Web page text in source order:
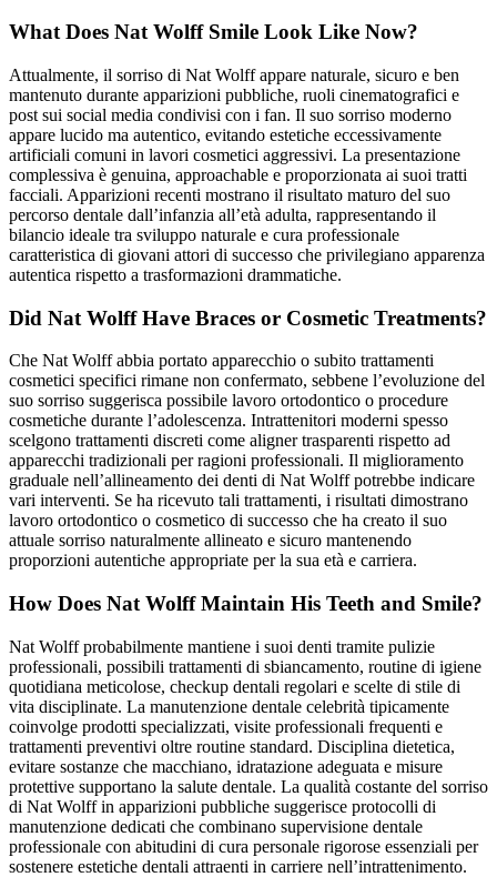
What Does Nat Wolff Smile Look Like Now?
Attualmente, il sorriso di Nat Wolff appare naturale, sicuro e ben
mantenuto durante apparizioni pubbliche, ruoli cinematografici e
post sui social media condivisi con i fan. Il suo sorriso moderno
appare lucido ma autentico, evitando estetiche eccessivamente
artificiali comuni in lavori cosmetici aggressivi. La presentazione
complessiva è genuina, approachable e proporzionata ai suoi tratti
facciali. Apparizioni recenti mostrano il risultato maturo del suo
percorso dentale dall’infanzia all’età adulta, rappresentando il
bilancio ideale tra sviluppo naturale e cura professionale
caratteristica di giovani attori di successo che privilegiano apparenza
autentica rispetto a trasformazioni drammatiche.
Did Nat Wolff Have Braces or Cosmetic Treatments?
Che Nat Wolff abbia portato apparecchio o subito trattamenti
cosmetici specifici rimane non confermato, sebbene l’evoluzione del
suo sorriso suggerisca possibile lavoro ortodontico o procedure
cosmetiche durante l’adolescenza. Intrattenitori moderni spesso
scelgono trattamenti discreti come aligner trasparenti rispetto ad
apparecchi tradizionali per ragioni professionali. Il miglioramento
graduale nell’allineamento dei denti di Nat Wolff potrebbe indicare
vari interventi. Se ha ricevuto tali trattamenti, i risultati dimostrano
lavoro ortodontico o cosmetico di successo che ha creato il suo
attuale sorriso naturalmente allineato e sicuro mantenendo
proporzioni autentiche appropriate per la sua età e carriera.
How Does Nat Wolff Maintain His Teeth and Smile?
Nat Wolff probabilmente mantiene i suoi denti tramite pulizie
professionali, possibili trattamenti di sbiancamento, routine di igiene
quotidiana meticolose, checkup dentali regolari e scelte di stile di
vita disciplinate. La manutenzione dentale celebrità tipicamente
coinvolge prodotti specializzati, visite professionali frequenti e
trattamenti preventivi oltre routine standard. Disciplina dietetica,
evitare sostanze che macchiano, idratazione adeguata e misure
protettive supportano la salute dentale. La qualità costante del sorriso
di Nat Wolff in apparizioni pubbliche suggerisce protocolli di
manutenzione dedicati che combinano supervisione dentale
professionale con abitudini di cura personale rigorose essenziali per
sostenere estetiche dentali attraenti in carriere nell’intrattenimento.